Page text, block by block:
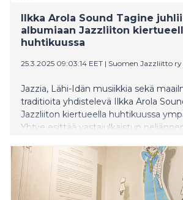
Ilkka Arola Sound Tagine
albumiaan Jazzliiton
huhtikuussa
25.3.2025 09:03:14 EET | Suomen Jazzliitto ry
Jazzia, Lähi-Idän musiikkia sekä
traditioita yhdistelevä Ilkka Arola
Jazzliiton kiertueella huhtikuussa
Yhtye esittää vastajulkaistun
musiikkia. Kiertueen avauskonsertti
Lahdessa, jonka jälkeen yhtye vierailee
Savonlinnassa, Raahessa ja Espoossa.